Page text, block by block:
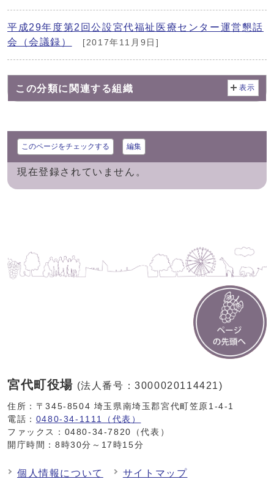
平成29年度第2回公設宮代福祉医療センター運営懇話
会（会議録）
[2017年11月9日]
この分類に関連する組織 表示
このページをチェックする 編集
現在登録されていません。
宮代町役場 (法人番号：3000020114421)
住所：〒345-8504 埼玉県南埼玉郡宮代町笠原1-4-1
電話： 0480-34-1111（代表）
ファックス：0480-34-7820（代表）
開庁時間：8時30分～17時15分
個人情報について サイトマップ